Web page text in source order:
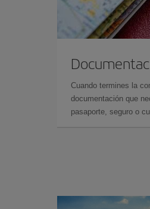
Cuando termines la
documentación que
pasaporte, seguro o